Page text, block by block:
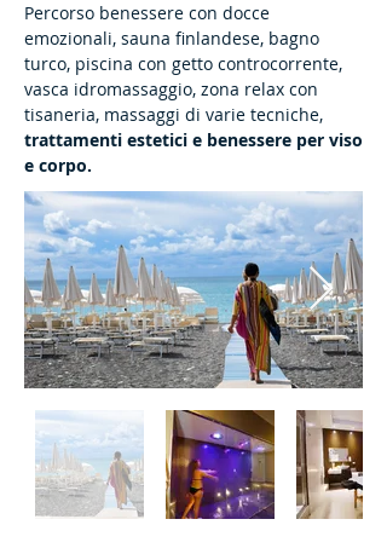
Percorso benessere con docce
emozionali, sauna finlandese, bagno
turco, piscina con getto controcorrente,
vasca idromassaggio, zona relax con
tisaneria, massaggi di varie tecniche,
trattamenti estetici e benessere per viso
e corpo.